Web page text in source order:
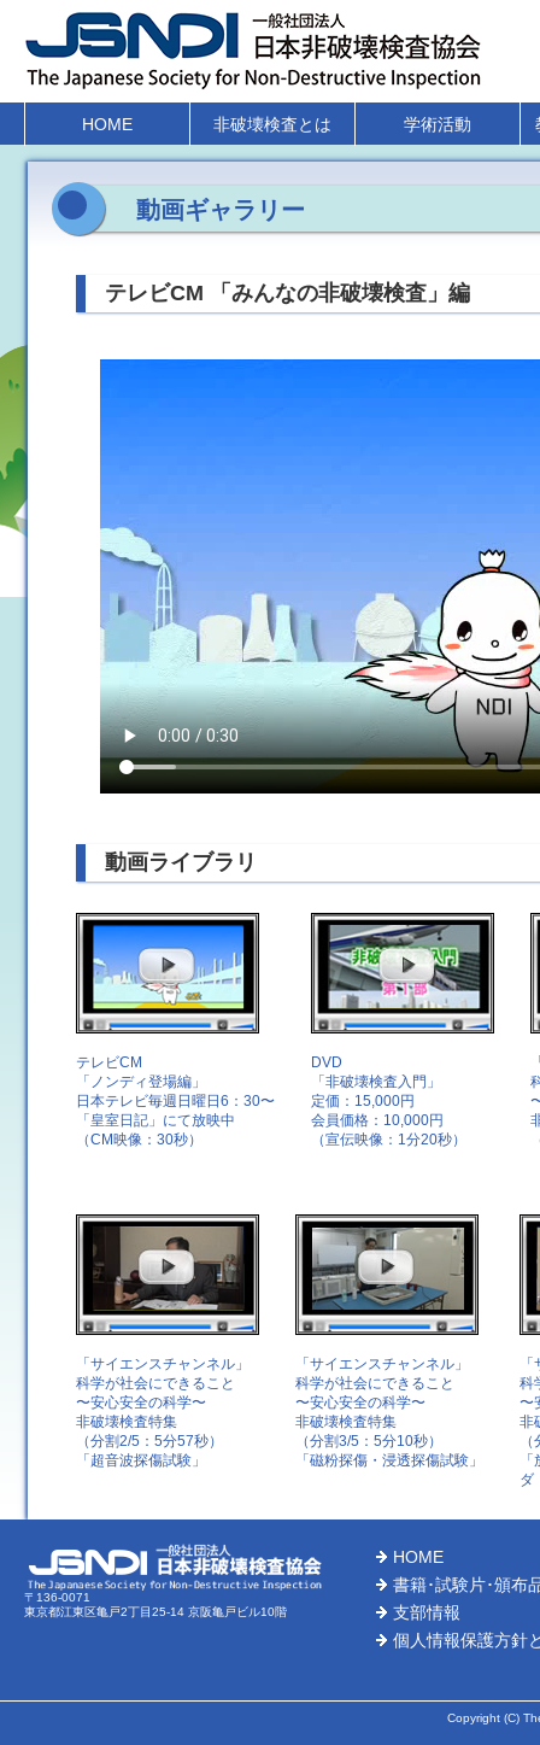
HOME 非破壊検査とは 学術活動
動画ギャラリー
テレビCM 「みんなの非破壊検査」編
動画ライブラリ
テレビCM
「ノンディ登場編」
日本テレビ毎週日曜日6：30〜
「皇室日記」にて放映中
（CM映像：30秒）
DVD
「非破壊検査入門」
定価：15,000円
会員価格：10,000円
（宣伝映像：1分20秒）
「サイエンスチャンネル」
科学が社会にできること
〜安心安全の科学〜
非破壊検査特集
（分割2/5：5分57秒）
「超音波探傷試験」
「サイエンスチャンネル」
科学が社会にできること
〜安心安全の科学〜
非破壊検査特集
（分割3/5：5分10秒）
「磁粉探傷・浸透探傷試験」
科
〜
非
ダ
〒136-0071
東京都江東区亀戸2丁目25-14 京阪亀戸ビル10階
HOME
書籍･試験片･頒布
支部情報
個人情報保護方針
Copyright (C)